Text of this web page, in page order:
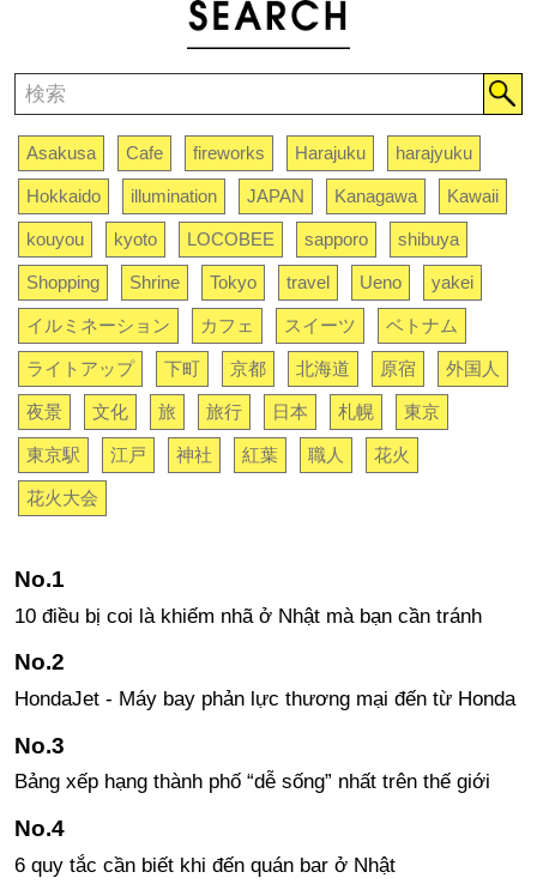
Asakusa Cafe fireworks Harajuku harajyuku
Hokkaido illumination JAPAN Kanagawa Kawaii
kouyou kyoto LOCOBEE sapporo shibuya
Shopping Shrine Tokyo travel Ueno yakei
イルミネーション カフェ スイーツ ベトナム
ライトアップ 下町 京都 北海道 原宿 外国人
夜景 文化 旅 旅行 日本 札幌 東京
東京駅 江戸 神社 紅葉 職人 花火
花火大会
10 điều bị coi là khiếm nhã ở Nhật mà bạn cần tránh
HondaJet - Máy bay phản lực thương mại đến từ Honda
Bảng xếp hạng thành phố “dễ sống” nhất trên thế giới
6 quy tắc cần biết khi đến quán bar ở Nhật